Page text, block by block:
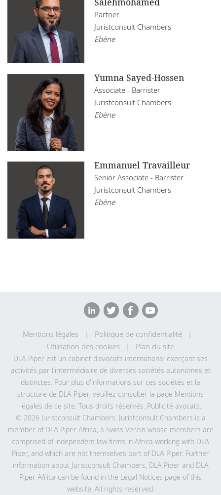
Partner
Juristconsult Chambers
Ebène
Yumna Sayed-Hossen
Associate - Barrister
Juristconsult Chambers
Ebène
Emmanuel Travailleur
Senior Associate - Barrister
Juristconsult Chambers
Ebène
Mentions légales
Politique de confidentialité
Utilisation des cookies
Plan du site
DLA Piper est un cabinet d'avocats international exerçant ses
activités par l'intermédiaire de diverses sociétés autonomes et
distinctes. Pour plus d'informations sur ces sociétés et la
structure de DLA Piper, veuillez consulter la page Mentions
légales de ce site. Tous droits réservés. Publicité avocats.
© 2026 Juristconsult Chambers. Juristconsult Chambers is a
member of DLA Piper Africa, a Swiss Verein whose members are
comprised of independent law firms in Africa working with DLA
Piper, and which are not themselves part of DLA Piper. Further
information about Juristconsult Chambers, DLA Piper and DLA
Piper Africa can be found in the Legal Notices page of this
website. All rights reserved.